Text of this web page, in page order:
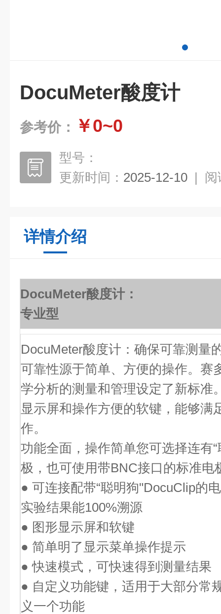
DocuMeter酸度计
参考价： ￥0~0
型号：
更新时间： 2025-12-10 | 阅
详情介绍
DocuMeter酸度计：
专业型
DocuMeter酸度计：确保可靠测量
可靠性源于简单、方便的操作。赛
学分析的测量和管理设定了新标准
显示屏和操作方便的软键，能够满
作。
功能全面，操作简单您可选择连有
极，也可使用带BNC接口的标准电
● 可连接配带“聪明狗"DocuClip的
实验结果能100%溯源
● 图形显示屏和软键
● 简单明了显示菜单操作提示
● 快速模式，可快速得到测量结果
● 自定义功能键，适用于大部分常
义一个功能